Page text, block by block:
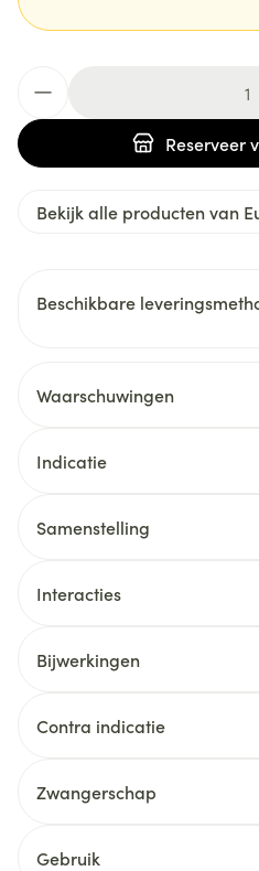
Reserveer
Bekijk alle producten van
Beschikbare
Waarschuwingen
Indicatie
Samenstelling
Interacties
Bijwerkingen
Contra indicatie
Zwangerschap
Gebruik